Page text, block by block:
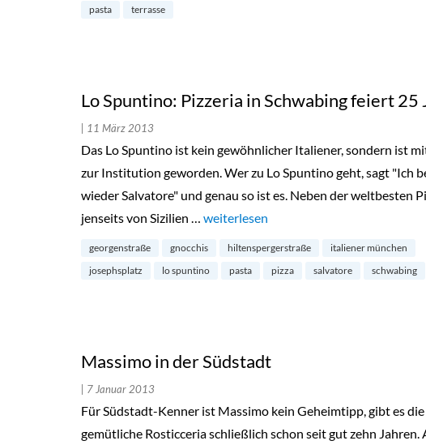
pasta
terrasse
Lo Spuntino: Pizzeria in Schwabing feiert 25
| 11 März 2013
Das Lo Spuntino ist kein gewöhnlicher Italiener, sondern ist
zur Institution geworden. Wer zu Lo Spuntino geht, sagt "Ich
wieder Salvatore" und genau so ist es. Neben der weltbesten
jenseits von Sizilien … „Lo Spuntino: Pizzeria in Schwabing
weiterlesen
georgenstraße gnocchis hiltenspergerstraße
italiener münchen
josephsplatz
lo spuntino pasta pizza salvatore schwabing
Massimo in der Südstadt
| 7 Januar 2013
Für Südstadt-Kenner ist Massimo kein Geheimtipp, gibt es die
gemütliche Rosticceria schließlich schon seit gut zehn Jahren.